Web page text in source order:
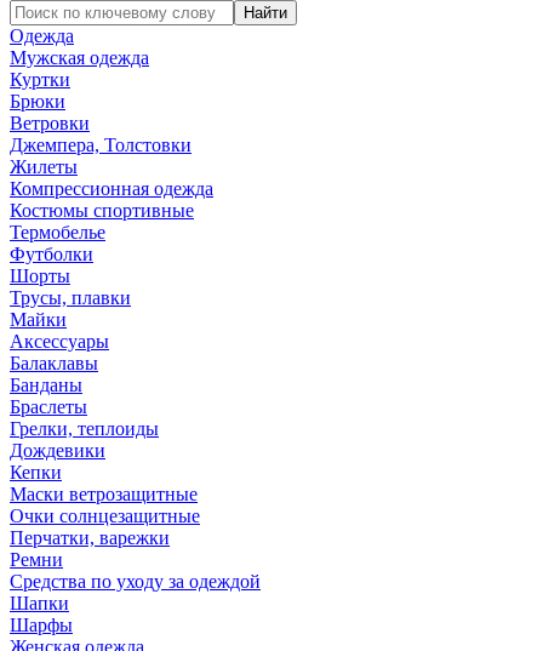
Найти
Одежда
Мужская одежда
Куртки
Брюки
Ветровки
Джемпера, Толстовки
Жилеты
Компрессионная одежда
Костюмы спортивные
Термобелье
Футболки
Шорты
Трусы, плавки
Майки
Аксессуары
Балаклавы
Банданы
Браслеты
Грелки, теплоиды
Дождевики
Кепки
Маски ветрозащитные
Очки солнцезащитные
Перчатки, варежки
Ремни
Средства по уходу за одеждой
Шапки
Шарфы
Женская одежда